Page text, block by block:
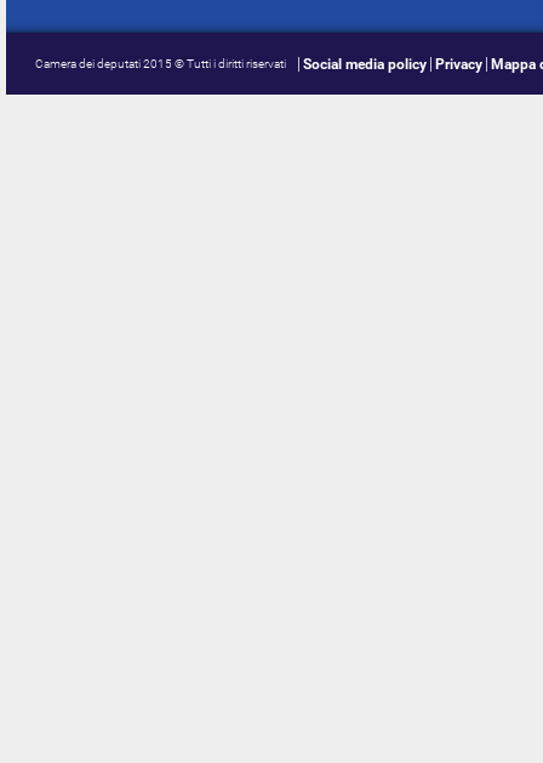
Camera dei deputati 2015 © Tutti i diritti riservati Social media policy Privacy Mappa